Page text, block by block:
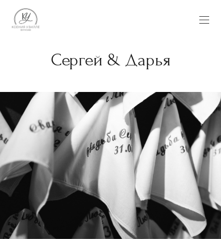
Сергей & Дарья